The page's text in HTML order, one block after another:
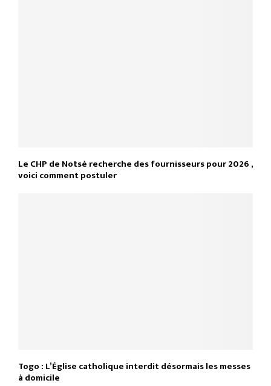
Le CHP de Notsè recherche des fournisseurs pour 2026 ,
voici comment postuler
Togo : L’Église catholique interdit désormais les messes
à domicile